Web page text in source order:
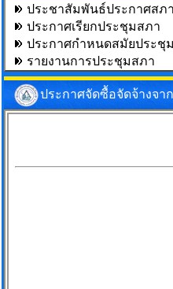
ประชาสัมพันธ์ประกาศสภา
ประกาศเรียกประชุมสภา
ประกาศกำหนดสมัยประชุม
รายงานการประชุมสภา
ประกาศจัดซื้อจัดจ้างจา